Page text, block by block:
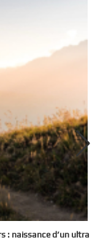
: naissance d’un ultra